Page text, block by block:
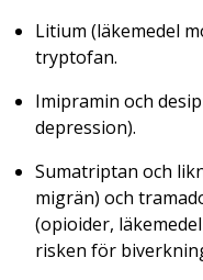
Litium (läkemedel
tryptofan.
Imipramin och
depression).
Sumatriptan och
migrän) och
(opioider,
risken för